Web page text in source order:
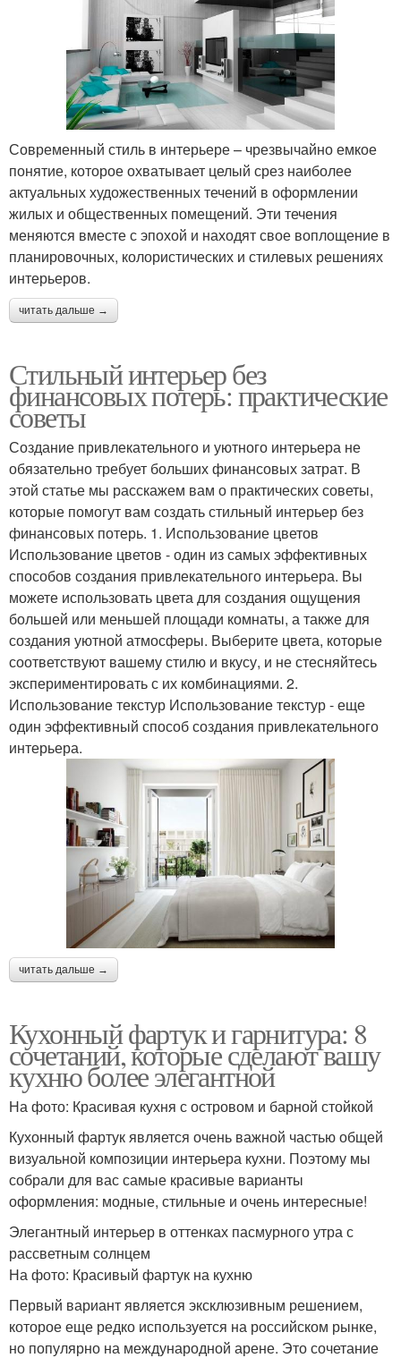
Современный стиль в интерьере – чрезвычайно емкое
понятие, которое охватывает целый срез наиболее
актуальных художественных течений в оформлении
жилых и общественных помещений. Эти течения
меняются вместе с эпохой и находят свое воплощение в
планировочных, колористических и стилевых решениях
интерьеров.
читать дальше →
Стильный интерьер без
финансовых потерь: практические
советы
Создание привлекательного и уютного интерьера не
обязательно требует больших финансовых затрат. В
этой статье мы расскажем вам о практических советы,
которые помогут вам создать стильный интерьер без
финансовых потерь. 1. Использование цветов
Использование цветов - один из самых эффективных
способов создания привлекательного интерьера. Вы
можете использовать цвета для создания ощущения
большей или меньшей площади комнаты, а также для
создания уютной атмосферы. Выберите цвета, которые
соответствуют вашему стилю и вкусу, и не стесняйтесь
экспериментировать с их комбинациями. 2.
Использование текстур Использование текстур - еще
один эффективный способ создания привлекательного
интерьера.
читать дальше →
Кухонный фартук и гарнитура: 8
сочетаний, которые сделают вашу
кухню более элегантной
На фото: Красивая кухня с островом и барной стойкой
Кухонный фартук является очень важной частью общей
визуальной композиции интерьера кухни. Поэтому мы
собрали для вас самые красивые варианты
оформления: модные, стильные и очень интересные!
Элегантный интерьер в оттенках пасмурного утра с
рассветным солнцем
На фото: Красивый фартук на кухню
Первый вариант является эксклюзивным решением,
которое еще редко используется на российском рынке,
но популярно на международной арене. Это сочетание